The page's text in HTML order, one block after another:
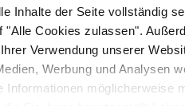
Inhalte der Seite vollständig
"Alle Cookies zulassen".
Verwendung unserer
Werbung und Analysen
Informationen möglicherweise
hm